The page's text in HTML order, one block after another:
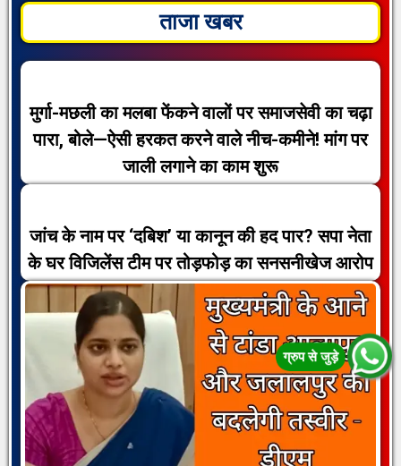
ताजा खबर
मुर्गा-मछली का मलबा फेंकने वालों पर समाजसेवी का चढ़ा
पारा, बोले—ऐसी हरकत करने वाले नीच-कमीने! मांग पर
जाली लगाने का काम शुरू
जांच के नाम पर ‘दबिश’ या कानून की हद पार? सपा नेता
के घर विजिलेंस टीम पर तोड़फोड़ का सनसनीखेज आरोप